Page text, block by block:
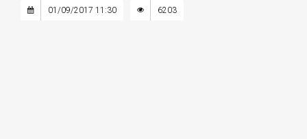
01/09/2017 11:30 6203